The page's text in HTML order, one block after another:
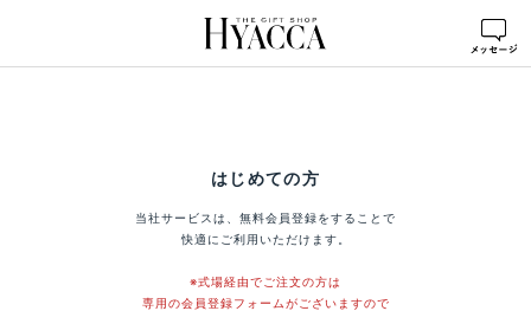
はじめての方
当社サービスは、無料会員登録をすることで
快適にご利用いただけます。
※式場経由でご注文の方は
専用の会員登録フォームがございますので